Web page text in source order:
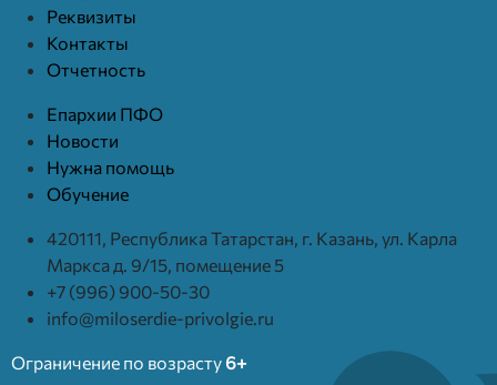
Реквизиты
Контакты
Отчетность
Епархии ПФО
Новости
Нужна помощь
Обучение
420111, Республика Татарстан, г. Казань, ул. Карла
Маркса д. 9/15, помещение 5
+7 (996) 900-50-30
info@miloserdie-privolgie.ru
Ограничение по возрасту 6+